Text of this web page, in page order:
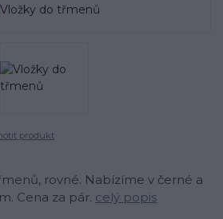
produkt
rovné. Nabízíme v černé a
Cena za pár. celý popis